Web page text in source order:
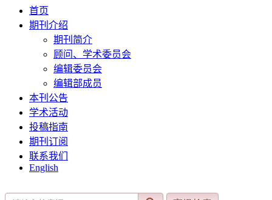
首页
期刊介绍
期刊简介
顾问、学术委员会
编辑委员会
编辑部成员
本刊公告
学术活动
投稿指南
期刊订阅
联系我们
English